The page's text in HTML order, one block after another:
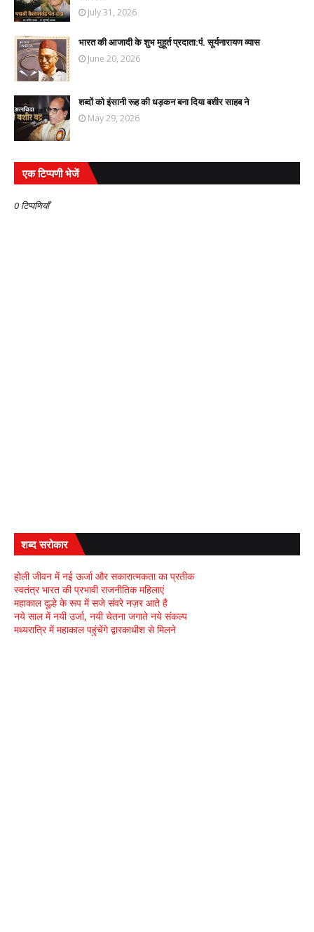
July 31, 2026
भारत की आजादी के शुभ मुहूर्त प्रदाता:पंं. सूर्यनारायण व्यास
June 20, 2026
शब्दों को इंसानी रूह की धड़कन बना दिया बशीर साहब ने
May 29, 2026
एक टिप्पणी भेजें
0 टिप्पणियाँ
शब्द सरोकार
होली जीवन में नई ऊर्जा और सकारात्मकता का प्रतीक
स्वतंत्र भारत की प्रभावी राजनीतिक महिलाएं
महाकाल दूल्हे के रूप में सजे संवरे नज़र आते है
नये साल में नयी उर्जा, नयी चेतना जगाते नये संकल्प
मध्यरात्रि में महाकाल पहुंचेंगे द्वारकाधीश से मिलने